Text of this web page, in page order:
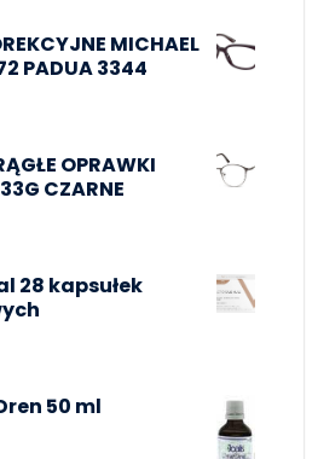
MICHAEL
PADUA 3344
OPRAWKI
CZARNE
28 kapsułek
50 ml